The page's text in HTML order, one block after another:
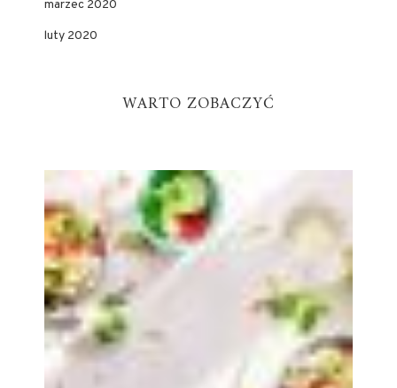
marzec 2020
luty 2020
WARTO ZOBACZYĆ